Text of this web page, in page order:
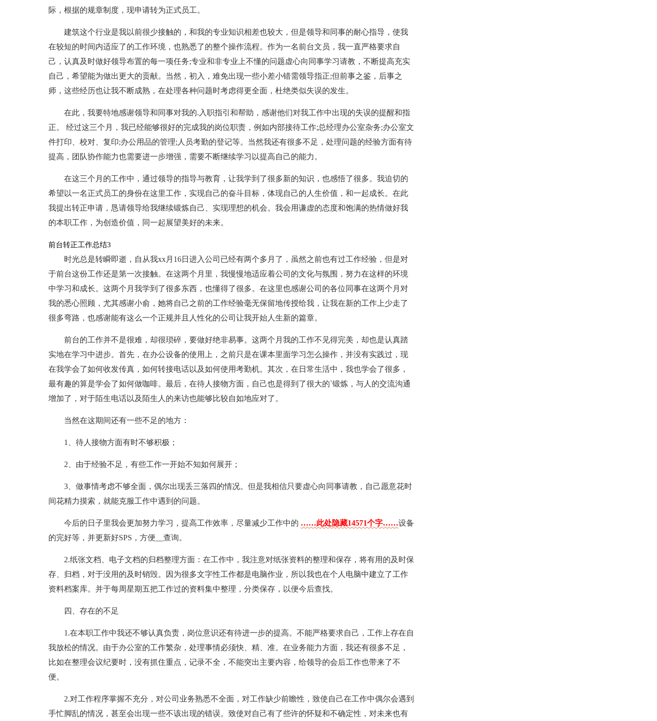
际，根据的规章制度，现申请转为正式员工。
建筑这个行业是我以前很少接触的，和我的专业知识相差也较大，但是领导和同事的耐心指导，使我
在较短的时间内适应了的工作环境，也熟悉了的整个操作流程。作为一名前台文员，我一直严格要求自
己，认真及时做好领导布置的每一项任务;专业和非专业上不懂的问题虚心向同事学习请教，不断提高充实
自己，希望能为做出更大的贡献。当然，初入，难免出现一些小差小错需领导指正;但前事之鉴，后事之
师，这些经历也让我不断成熟，在处理各种问题时考虑得更全面，杜绝类似失误的发生。
在此，我要特地感谢领导和同事对我的.入职指引和帮助，感谢他们对我工作中出现的失误的提醒和指
正。 经过这三个月，我已经能够很好的完成我的岗位职责，例如内部接待工作;总经理办公室杂务;办公室文
件打印、校对、复印;办公用品的管理;人员考勤的登记等。当然我还有很多不足，处理问题的经验方面有待
提高，团队协作能力也需要进一步增强，需要不断继续学习以提高自己的能力。
在这三个月的工作中，通过领导的指导与教育，让我学到了很多新的知识，也感悟了很多。我迫切的
希望以一名正式员工的身份在这里工作，实现自己的奋斗目标，体现自己的人生价值，和一起成长。在此
我提出转正申请，恳请领导给我继续锻炼自己、实现理想的机会。我会用谦虚的态度和饱满的热情做好我
的本职工作，为创造价值，同一起展望美好的未来。
前台转正工作总结3
时光总是转瞬即逝，自从我xx月16日进入公司已经有两个多月了，虽然之前也有过工作经验，但是对
于前台这份工作还是第一次接触。在这两个月里，我慢慢地适应着公司的文化与氛围，努力在这样的环境
中学习和成长。这两个月我学到了很多东西，也懂得了很多。在这里也感谢公司的各位同事在这两个月对
我的悉心照顾，尤其感谢小俞，她将自己之前的工作经验毫无保留地传授给我，让我在新的工作上少走了
很多弯路，也感谢能有这么一个正规并且人性化的公司让我开始人生新的篇章。
前台的工作并不是很难，却很琐碎，要做好绝非易事。这两个月我的工作不见得完美，却也是认真踏
实地在学习中进步。首先，在办公设备的使用上，之前只是在课本里面学习怎么操作，并没有实践过，现
在我学会了如何收发传真，如何转接电话以及如何使用考勤机。其次，在日常生活中，我也学会了很多，
最有趣的算是学会了如何做咖啡。最后，在待人接物方面，自己也是得到了很大的`锻炼，与人的交流沟通
增加了，对于陌生电话以及陌生人的来访也能够比较自如地应对了。
当然在这期间还有一些不足的地方：
1、待人接物方面有时不够积极；
2、由于经验不足，有些工作一开始不知如何展开；
3、做事情考虑不够全面，偶尔出现丢三落四的情况。但是我相信只要虚心向同事请教，自己愿意花时
间花精力摸索，就能克服工作中遇到的问题。
今后的日子里我会更加努力学习，提高工作效率，尽量减少工作中的 ……此处隐藏14571个字……设备
的完好等，并更新好SPS，方便__查询。
2.纸张文档、电子文档的归档整理方面：在工作中，我注意对纸张资料的整理和保存，将有用的及时保
存、归档，对于没用的及时销毁。因为很多文字性工作都是电脑作业，所以我也在个人电脑中建立了工作
资料档案库。并于每周星期五把工作过的资料集中整理，分类保存，以便今后查找。
四、存在的不足
1.在本职工作中我还不够认真负责，岗位意识还有待进一步的提高。不能严格要求自己，工作上存在自
我放松的情况。由于办公室的工作繁杂，处理事情必须快、精、准。在业务能力方面，我还有很多不足，
比如在整理会议纪要时，没有抓住重点，记录不全，不能突出主要内容，给领导的会后工作也带来了不
便。
2.对工作程序掌握不充分，对公司业务熟悉不全面，对工作缺少前瞻性，致使自己在工作中偶尔会遇到
手忙脚乱的情况，甚至会出现一些不该出现的错误。致使对自己有了些许的怀疑和不确定性，对未来也有